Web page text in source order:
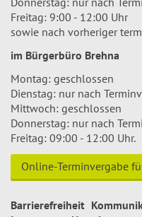
Freitag: 9:00 - 12:00 Uhr
sowie nach vorheriger
im Bürgerbüro Brehna
Montag: geschlossen
Dienstag: nur nach
Mittwoch: geschlossen
Donnerstag: nur nach
Freitag: 09:00 - 12:00 Uhr.
Online-Terminvergabe
Barrierefreiheit